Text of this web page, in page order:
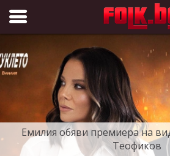
Folk.bg
Емилия обяви премиера на
Теофиков